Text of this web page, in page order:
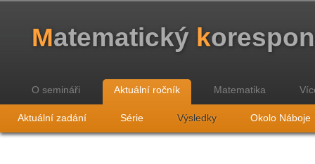
Matematický k
O semináři Aktuální ročník Matematika
Aktuální zadání Série Výsledky Okolo Náboje